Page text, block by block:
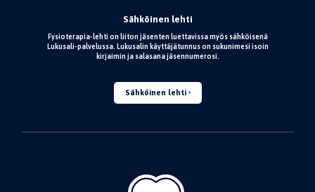
Sähköinen lehti
Fysioterapia-lehti on liiton jäsenten luettavissa myös sähköisenä
Lukusali-palvelussa. Lukusalin käyttäjätunnus on sukunimesi isoin
kirjaimin ja salasana jäsennumerosi.
Sähköinen lehti